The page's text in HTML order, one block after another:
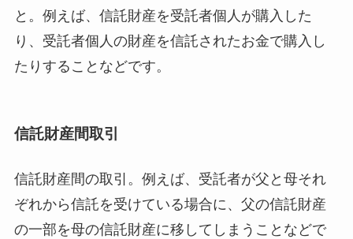
と。例えば、信託財産を受託者個人が購入した
り、受託者個人の財産を信託されたお金で購入し
たりすることなどです。
信託財産間取引
信託財産間の取引。例えば、受託者が父と母それ
ぞれから信託を受けている場合に、父の信託財産
の一部を母の信託財産に移してしまうことなどで